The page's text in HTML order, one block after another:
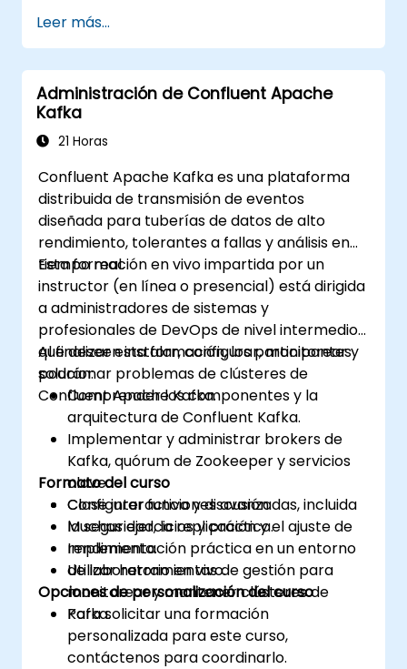
Leer más...
Administración de Confluent Apache
Kafka
21 Horas
Confluent Apache Kafka es una plataforma
distribuida de transmisión de eventos
diseñada para tuberías de datos de alto
rendimiento, tolerantes a fallas y análisis en
tiempo real.
Esta formación en vivo impartida por un
instructor (en línea o presencial) está dirigida
a administradores de sistemas y
profesionales de DevOps de nivel intermedio
que deseen instalar, configurar, monitorear y
solucionar problemas de clústeres de
Confluent Apache Kafka.
Al finalizar esta formación, los participantes
podrán:
Comprender los componentes y la
arquitectura de Confluent Kafka.
Implementar y administrar brokers de
Kafka, quórum de Zookeeper y servicios
clave.
Configurar funciones avanzadas, incluida
la seguridad, la replicación y el ajuste de
rendimiento.
Utilizar herramientas de gestión para
monitorear y mantener clústeres de
Kafka.
Formato del curso
Clase interactiva y discusión.
Muchas ejercicios y práctica.
Implementación práctica en un entorno
de laboratorio en vivo.
Opciones de personalización del curso
Para solicitar una formación
personalizada para este curso,
contáctenos para coordinarlo.